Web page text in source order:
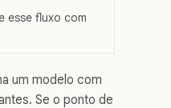
esse fluxo com
um modelo com
Se o ponto de